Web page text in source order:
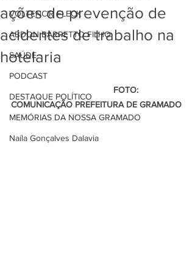
VOLTENCIR FLECK
ABDON BARRETTO FILHO
SAÚDE
PODCAST
DESTAQUE POLÍTICO
MEMÓRIAS DA NOSSA GRAMADO
Naíla Gonçalves Dalavia
ações de prevenção de
acidentes de trabalho na
hotelaria
                                          FOTO:
COMUNICAÇÃO PREFEITURA DE GRAMADO